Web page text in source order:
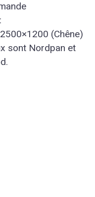
(Chêne)
sont Nordpan et